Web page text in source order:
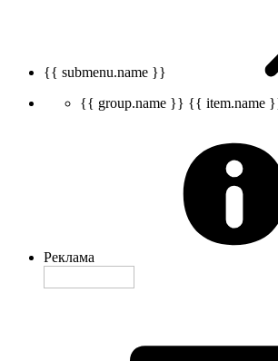
{{ submenu.name }}
{{ group.name }} {{ item.name
Реклама